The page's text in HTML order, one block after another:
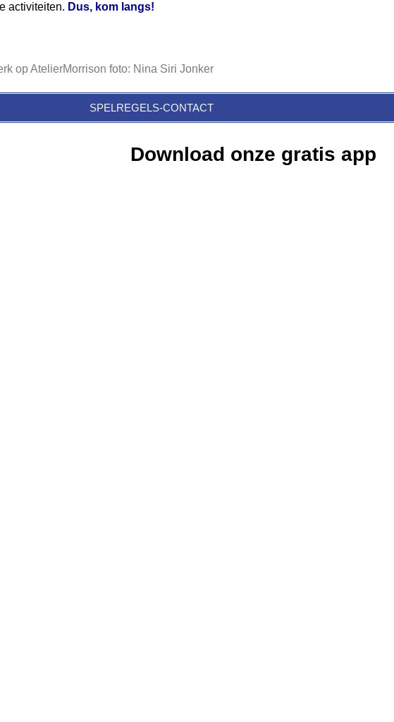
activiteiten. Dus, kom langs!
op AtelierMorrison foto: Nina Siri Jonker
SPELREGELS-CONTACT
Download onze gratis app